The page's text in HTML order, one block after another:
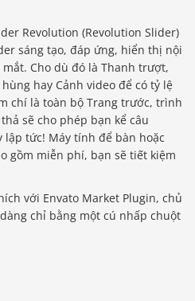
Revolution (Revolution Slider)
sáng tạo, đáp ứng, hiển thị nội
Cho dù đó là Thanh trượt,
hay Cảnh video để có tỷ lệ
chí là toàn bộ Trang trước, trình
sẽ cho phép bạn kể câu
tức! Máy tính để bàn hoặc
gồm miễn phí, bạn sẽ tiết kiệm
với Envato Market Plugin, chủ
chỉ bằng một cú nhấp chuột